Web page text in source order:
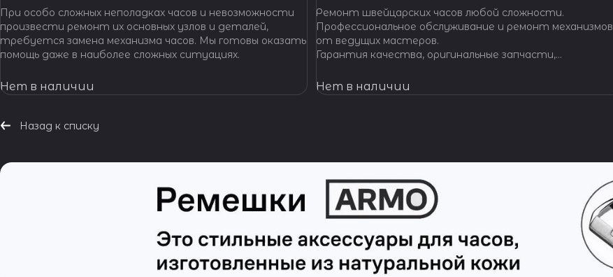
При особо сложных неполадках часов и невозможности
произвести ремонт их основных узлов и деталей,
требуется замена механизма часов. Мы готовы оказать
помощь даже в наиболее сложных ситуациях.
Нет в наличии
Ремонт швейцарских часов любой сложности.
Профессиональное обслуживание и ремонт механизмов
от ведущих мастеров.
Гарантия качества, оригинальные запчасти,
точность и надежность!
Нет в наличии
Назад к списку